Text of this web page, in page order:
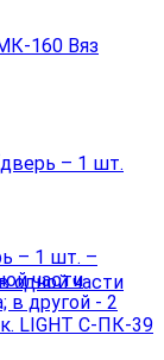
– 1 шт. –
части
в другой - 2
LIGHT С-ПК-39